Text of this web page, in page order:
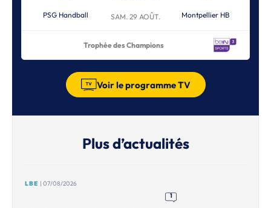
PSG Handball SAM. 29 AOÛT. Montpellier HB
Trophée des Champions
Voir le programme TV
Plus d’actualités
LBE | 07/08/2026
1